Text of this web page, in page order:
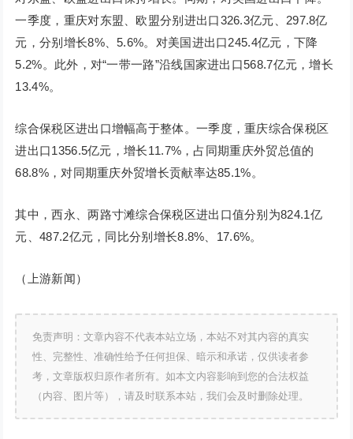
一季度，重庆对东盟、欧盟分别进出口326.3亿元、297.8亿
元，分别增长8%、5.6%。对美国进出口245.4亿元，下降
5.2%。此外，对“一带一路”沿线国家进出口568.7亿元，增长
13.4%。
综合保税区进出口增幅高于整体。一季度，重庆综合保税区
进出口1356.5亿元，增长11.7%，占同期重庆外贸总值的
68.8%，对同期重庆外贸增长贡献率达85.1%。
其中，西永、两路寸滩综合保税区进出口值分别为824.1亿
元、487.2亿元，同比分别增长8.8%、17.6%。
（上游新闻）
免责声明：文章内容不代表本站立场，本站不对其内容的真实
性、完整性、准确性给予任何担保、暗示和承诺，仅供读者参
考，文章版权归原作者所有。如本文内容影响到您的合法权益
（内容、图片等），请及时联系本站，我们会及时删除处理。